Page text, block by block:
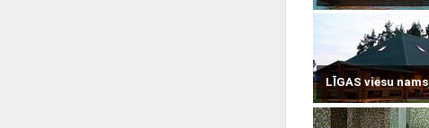
LĪGAS viesu nams